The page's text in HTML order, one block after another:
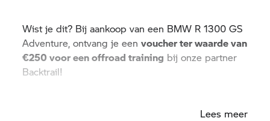
Wist je dit? Bij aankoop van een BMW R 1300 GS
Adventure, ontvang je eenvoucher ter waarde van
€250 voor een offroad training bij onze partner
Backtrail!
Lees meer